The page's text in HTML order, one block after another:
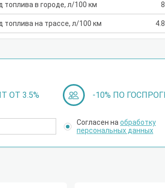
топлива в городе, л/100 км 8
топлива на трассе, л/100 км 4.8
ОТ 3.5% -10% ПО
Согласен на обработку
персональных данных